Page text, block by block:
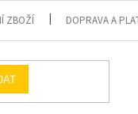
ZBOŽÍ DOPRAVA A